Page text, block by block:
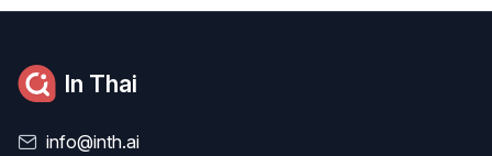
In Thai
info@inth.ai